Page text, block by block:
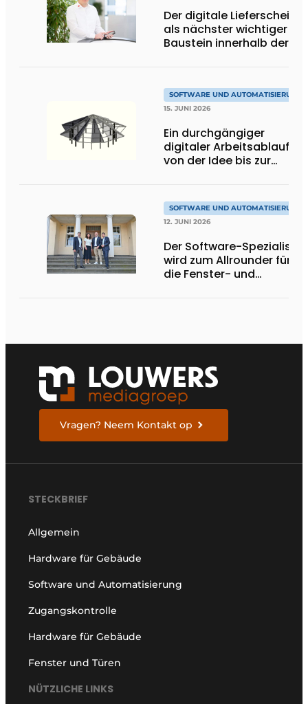
Der digitale Lieferschein
als nächster wichtiger
Baustein innerhalb der
SOFTWARE UND AUTOMATISIERUNG
15. JUNI 2026
Ein durchgängiger
digitaler Arbeitsablauf
von der Idee bis zur
SOFTWARE UND AUTOMATISIERUNG
12. JUNI 2026
Der Software-Spezialist
wird zum Allrounder für
die Fenster- und
Vragen? Neem Kontakt op
STECKBRIEF
Allgemein
Hardware für Gebäude
Software und Automatisierung
Zugangskontrolle
Hardware für Gebäude
Fenster und Türen
NÜTZLICHE LINKS